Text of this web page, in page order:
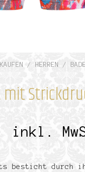
/ HERREN
/
inkl.
besticht durch